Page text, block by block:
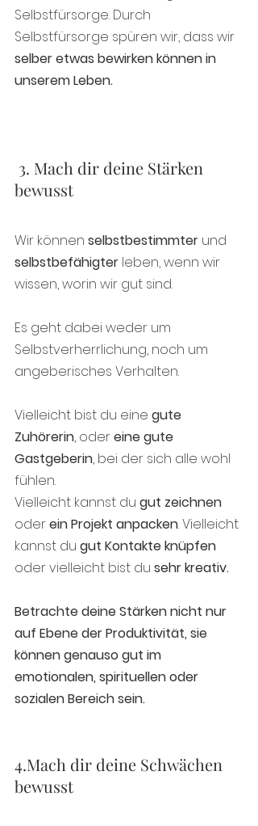
Selbstfürsorge. Durch
Selbstfürsorge spüren wir, dass wir
selber etwas bewirken können in
unserem Leben.
bewusst
Wir können selbstbestimmter und
selbstbefähigter leben, wenn wir
wissen, worin wir gut sind.
Es geht dabei weder um
Selbstverherrlichung, noch um
angeberisches Verhalten.
Vielleicht bist du eine gute
Zuhörerin, oder eine gute
Gastgeberin, bei der sich alle wohl
fühlen.
Vielleicht kannst du gut zeichnen
oder ein Projekt anpacken. Vielleicht
kannst du gut Kontakte knüpfen
oder vielleicht bist du sehr kreativ.
Betrachte deine Stärken nicht nur
auf Ebene der Produktivität, sie
können genauso gut im
emotionalen, spirituellen oder
sozialen Bereich sein.
4.Mach dir deine Schwächen
bewusst